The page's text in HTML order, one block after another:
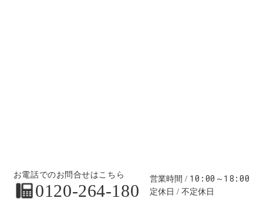
お電話でのお問合せはこちら
0120-264-180
営業時間 10:00～18:00
定休日 不定休日